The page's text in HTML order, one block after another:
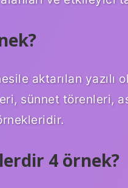
aktarılan yazılı
sünnet törenleri,
4 örnek?